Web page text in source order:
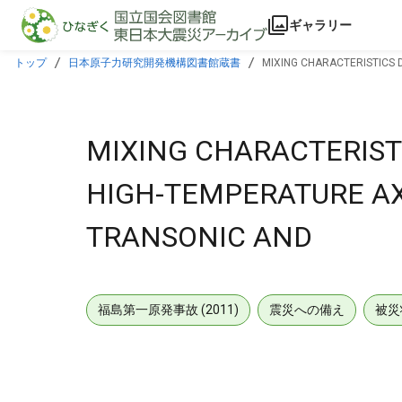
本文に飛ぶ
ギャラリー
トップ 日本原子力研究開発機構図書館蔵書 MIXING CHARACTERISTICS
MIXING
HIGH-TEMPERATURE
TRANSONIC AND
福島第一原発事故 (2011) 震災への備え 被災